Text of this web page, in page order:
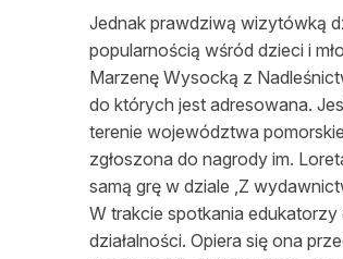
Jednak prawdziwą wizytówką
popularnością wśród dzieci i
Marzenę Wysocką z
do których jest adresowana.
terenie województwa
zgłoszona do nagrody im.
samą grę w dziale ,Z
W trakcie spotkania
działalności. Opiera się ona